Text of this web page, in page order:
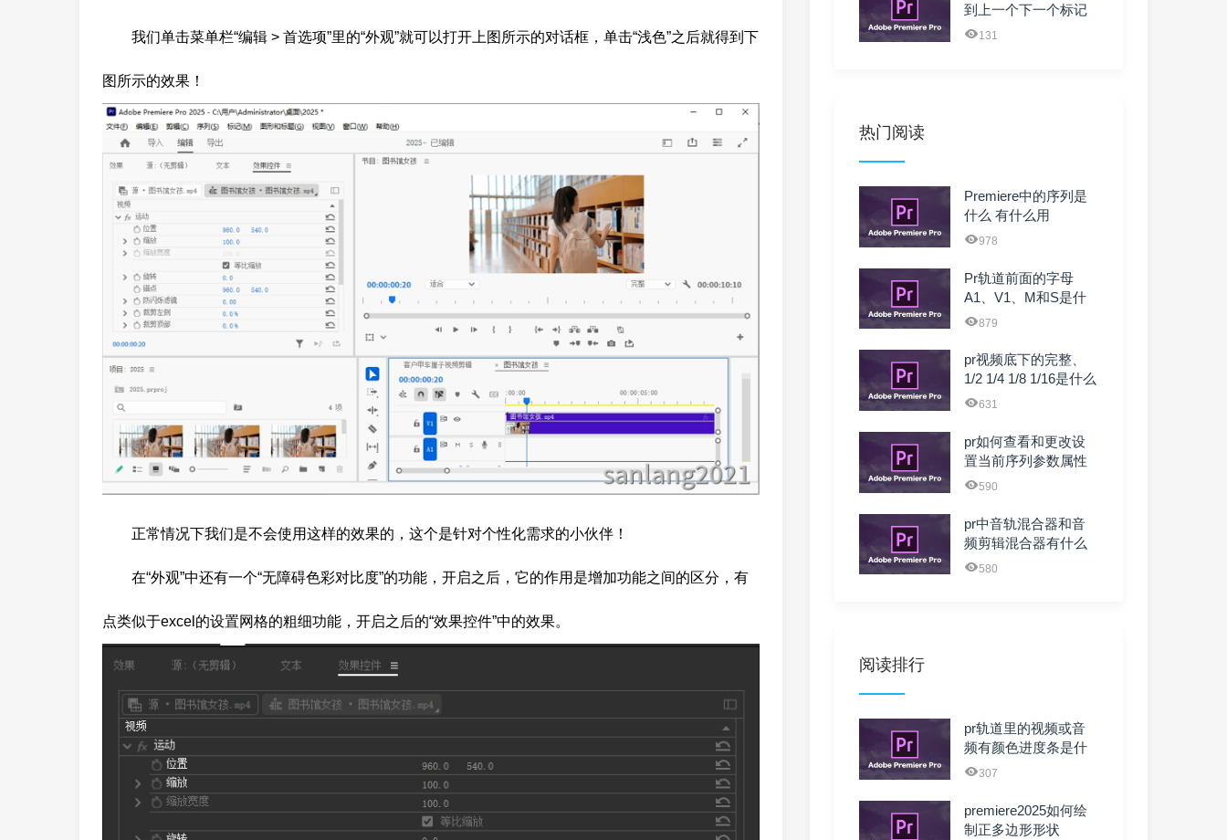
我们单击菜单栏“编辑 > 首选项”里的“外观”就可以打开上图所示的对话框，单击“浅色”之后就得到下
图所示的效果！
正常情况下我们是不会使用这样的效果的，这个是针对个性化需求的小伙伴！
在“外观”中还有一个“无障碍色彩对比度”的功能，开启之后，它的作用是增加功能之间的区分，有
点类似于excel的设置网格的粗细功能，开启之后的“效果控件”中的效果。
到上一个下一个标记
点131
热门阅读
Premiere中的序列是
什么 有什么用
978
Pr轨道前面的字母
A1、V1、M和S是什
么简写 什么意思
879
pr视频底下的完整、
1/2 1/4 1/8 1/16是什么
意 ...
631
pr如何查看和更改设
置当前序列参数属性
590
pr中音轨混合器和音
频剪辑混合器有什么
区别？有什么作用？
580
阅读排行
pr轨道里的视频或音
频有颜色进度条是什
么原因？可以去掉
307
premiere2025如何绘
制正多边形形状